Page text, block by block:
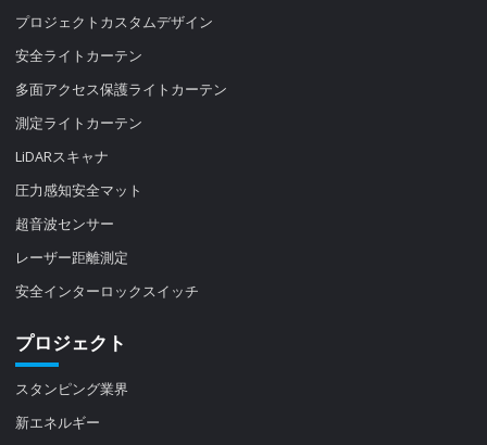
プロジェクトカスタムデザイン
安全ライトカーテン
多面アクセス保護ライトカーテン
測定ライトカーテン
LiDARスキャナ
圧力感知安全マット
超音波センサー
レーザー距離測定
安全インターロックスイッチ
プロジェクト
スタンピング業界
新エネルギー